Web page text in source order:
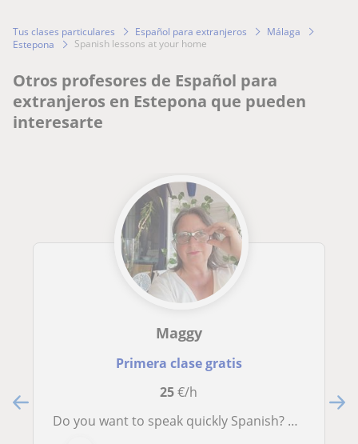
Tus clases particulares Español para extranjeros
Málaga
Estepona
spanish lessons at your home
Otros profesores de Español para
extranjeros en Estepona que pueden
interesarte
Maggy
Primera clase gratis
25€/h
Do you want to speak quickly Spanish? Contact me!